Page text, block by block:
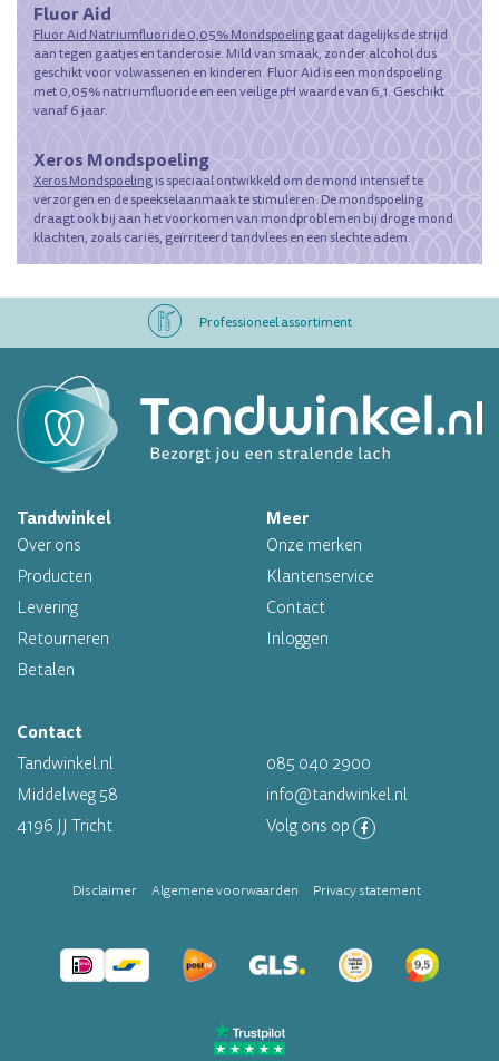
Fluor Aid
Fluor Aid Natriumfluoride 0,05% Mondspoelinggaat dagelijks de strijd
aan tegen gaatjes en tanderosie. Mild van smaak, zonder alcohol dus
geschikt voor volwassenen en kinderen. Fluor Aid is een mondspoeling
met 0,05% natriumfluoride en een veilige pH waarde van 6,1. Geschikt
vanaf 6 jaar.
Xeros Mondspoeling
Xeros Mondspoelingis speciaal ontwikkeld om de mond intensief te
verzorgen en de speekselaanmaak te stimuleren. De mondspoeling
draagt ook bij aan het voorkomen van mondproblemen bij droge mond
klachten, zoals cariës, geïrriteerd tandvlees en een slechte adem.
Professioneel assortiment
Op werkdagen voor 16.00 uur besteld, morgen in huis
Professioneel assortiment
Altijd op voorraad
Tandwinkel
Over ons
Producten
Levering
Retourneren
Betalen
Meer
Onze merken
Klantenservice
Contact
Inloggen
Contact
Tandwinkel.nl
Middelweg 58
4196 JJ Tricht
085 040 2900
info@tandwinkel.nl
Volg ons op
Disclaimer Algemene voorwaarden Privacy statement